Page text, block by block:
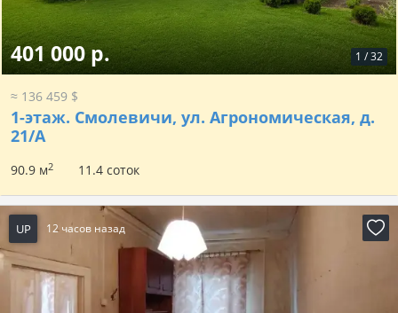
1 /32
401 000 р.
≈ 136 459 $
1-этаж. Смолевичи, ул. Агрономическая, д.
21/А
90.9 м2 11.4 соток
UP 12 часов назад